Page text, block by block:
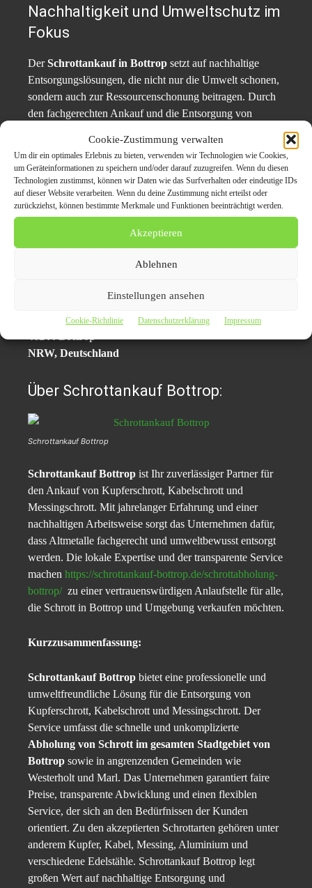
Cookie-Zustimmung verwalten
Um dir ein optimales Erlebnis zu bieten, verwenden wir Technologien wie Cookies,
um Geräteinformationen zu speichern und/oder darauf zuzugreifen. Wenn du diesen
Technologien zustimmst, können wir Daten wie das Surfverhalten oder eindeutige IDs
auf dieser Website verarbeiten. Wenn du deine Zustimmung nicht erteilst oder
zurückziehst, können bestimmte Merkmale und Funktionen beeinträchtigt werden.
Akzeptieren
Ablehnen
Einstellungen ansehen
Cookie-Richtlinie Datenschutzerklärung Impressum
Nachhaltigkeit und Umweltschutz im
Fokus
DerSchrottankauf in Bottrop setzt auf nachhaltige
Entsorgungslösungen, die nicht nur die Umwelt schonen,
sondern auch zur Ressourcenschonung beitragen. Durch
den fachgerechten Ankauf und die Entsorgung von
Materialien wieder dem Produktionsprozess zugeführt.
Pressekontakt:
Schrottankauf-Bottrop
A. Lahib
E-Mail: kontakt@schrottankauf-Bottrop.de
Körtlingsfeld 31
NRW, Deutschland
Über Schrottankauf Bottrop:
Schrottankauf Bottrop
Schrottankauf Bottrop ist Ihr zuverlässiger Partner für
den Ankauf von Kupferschrott, Kabelschrott und
Messingschrott. Mit jahrelanger Erfahrung und einer
nachhaltigen Arbeitsweise sorgt das Unternehmen dafür,
dass Altmetalle fachgerecht und umweltbewusst entsorgt
werden. Die lokale Expertise und der transparente Service
machen https://schrottankauf-bottrop.de/schrottabholung-
bottrop/ zu einer vertrauenswürdigen Anlaufstelle für alle,
die Schrott in Bottrop und Umgebung verkaufen möchten.
Kurzzusammenfassung:
Schrottankauf Bottrop bietet eine professionelle und
umweltfreundliche Lösung für die Entsorgung von
Kupferschrott, Kabelschrott und Messingschrott. Der
Service umfasst die schnelle und unkomplizierte
Abholung von Schrott im gesamten Stadtgebiet von
Bottrop sowie in angrenzenden Gemeinden wie
Westerholt und Marl. Das Unternehmen garantiert faire
Preise, transparente Abwicklung und einen flexiblen
Service, der sich an den Bedürfnissen der Kunden
orientiert. Zu den akzeptierten Schrottarten gehören unter
anderem Kupfer, Kabel, Messing, Aluminium und
verschiedene Edelstähle. Schrottankauf Bottrop legt
großen Wert auf nachhaltige Entsorgung und